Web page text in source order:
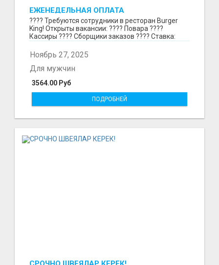
ЕЖЕНЕДЕЛЬНАЯ ОПЛАТА
???? Требуются сотрудники в ресторан Burger
King! Открыты вакансии: ???? Повара ????
Кассиры ???? Сборщики заказов ???? Ставка:
Ноябрь 27, 2025
3564.00 Руб
Для мужчин
ПОДРОБНЕЙ